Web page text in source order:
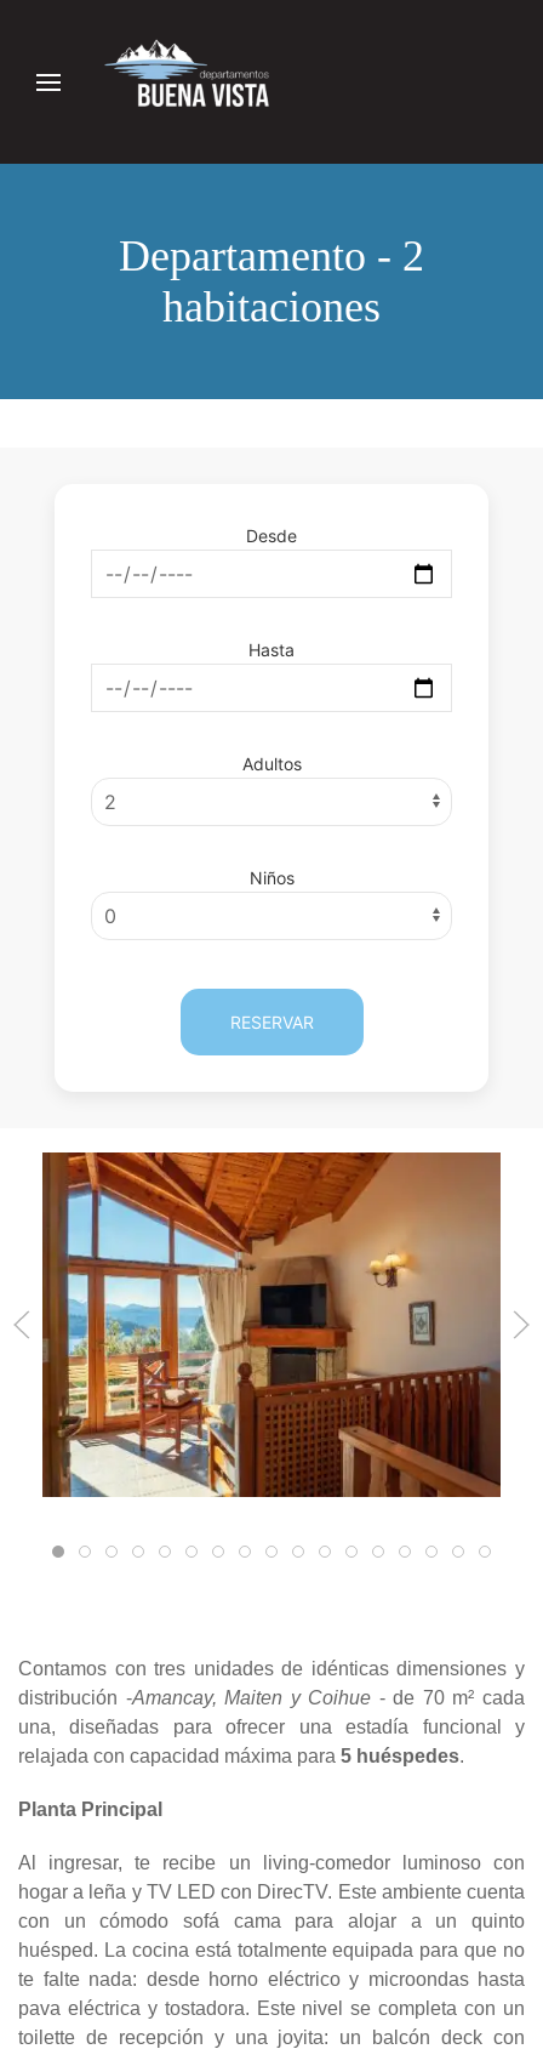
Departamento - 2
habitaciones
Desde
Hasta
Adultos
Niños
RESERVAR
Contamos con tres unidades de idénticas dimensiones y
distribución -Amancay, Maiten y Coihue - de 70 m² cada
una, diseñadas para ofrecer una estadía funcional y
relajada con capacidad máxima para 5 huéspedes.
Planta Principal
Al ingresar, te recibe un living-comedor luminoso con
hogar a leña y TV LED con DirecTV. Este ambiente cuenta
con un cómodo sofá cama para alojar a un quinto
huésped. La cocina está totalmente equipada para que no
te falte nada: desde horno eléctrico y microondas hasta
pava eléctrica y tostadora. Este nivel se completa con un
toilette de recepción y una joyita: un balcón deck con